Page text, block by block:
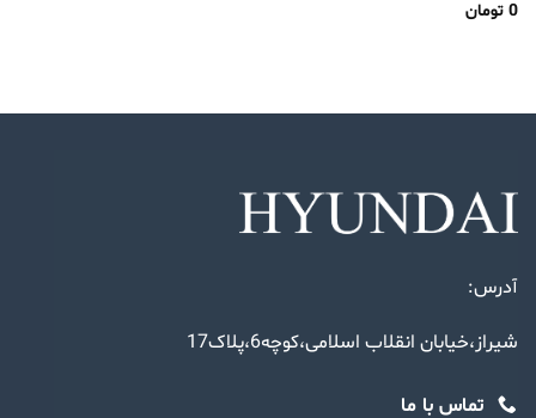
0 تومان
آدرس:
شیراز،خیابان انقلاب اسلامی،کوچه6،پلاک17
تماس با ما